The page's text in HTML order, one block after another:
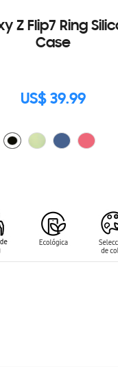
Z Flip7 Ring
Case
US$ 39.99